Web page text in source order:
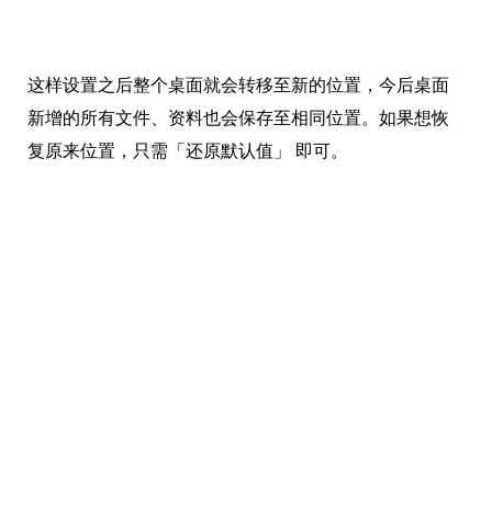
这样设置之后整个桌面就会转移至新的位置，今后桌面
新增的所有文件、资料也会保存至相同位置。如果想恢
复原来位置，只需「还原默认值」 即可。